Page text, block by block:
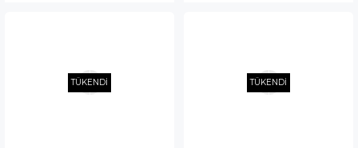
TÜKENDİ TÜKENDİ